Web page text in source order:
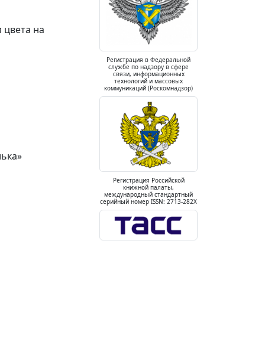
на
Регистрация в Федеральной
службе по надзору в сфере
связи, информационных
технологий и массовых
коммуникаций (Роскомнадзор)
Регистрация Российской
книжной палаты,
международный стандартный
серийный номер ISSN: 2713-282X